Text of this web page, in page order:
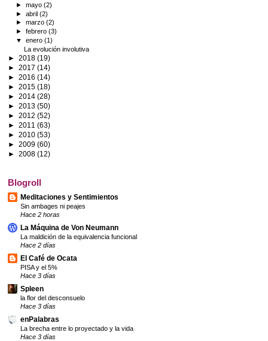
►mayo(2)
►abril(2)
►marzo(2)
►febrero(3)
▼enero(1)
La evolución involutiva
► 2018 (19)
► 2017 (14)
► 2016 (14)
► 2015 (18)
► 2014 (28)
► 2013 (50)
► 2012 (52)
► 2011 (63)
► 2010 (53)
► 2009 (60)
► 2008 (12)
Blogroll
Meditaciones y Sentimientos
Sin ambages ni peajes
Hace 2 horas
La Máquina de Von Neumann
La maldición de la equivalencia funcional
Hace 2 días
El Café de Ocata
PISA y el 5%
Hace 3 días
Spleen
la flor del desconsuelo
Hace 3 días
enPalabras
La brecha entre lo proyectado y la vida
Hace 3 días